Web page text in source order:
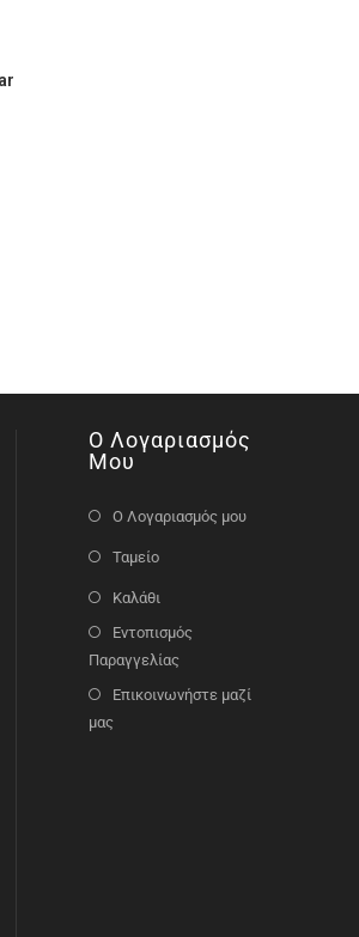
Ο Λογαριασμός
Μου
Ο Λογαριασμός μου
Ταμείο
Καλάθι
Εντοπισμός
Παραγγελίας
Επικοινωνήστε μαζί
μας